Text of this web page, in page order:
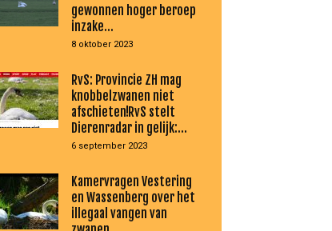
gewonnen hoger beroep
inzake...
8 oktober 2023
RvS: Provincie ZH mag
knobbelzwanen niet
afschieten!RvS stelt
Dierenradar in gelijk:...
6 september 2023
Kamervragen Vestering
en Wassenberg over het
illegaal vangen van